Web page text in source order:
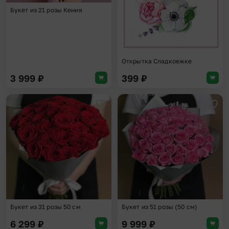
Букет из 21 розы Кения
3 999 ₽
Открытка Сладкоежке
399 ₽
Добавить в избранное
Букет из 31 розы 50 см
6 299 ₽
Букет из 51 розы (50 см)
9 999 ₽